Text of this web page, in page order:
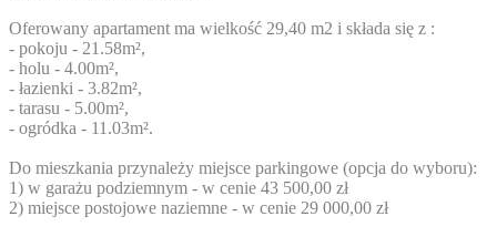
Oferowany apartament ma wielkość 29,40 m2 i składa się z :
- pokoju - 21.58m²,
- holu - 4.00m²,
- łazienki - 3.82m²,
- tarasu - 5.00m²,
- ogródka - 11.03m².
Do mieszkania przynależy miejsce parkingowe (opcja do wyboru):
1) w garażu podziemnym - w cenie 43 500,00 zł
2) miejsce postojowe naziemne - w cenie 29 000,00 zł